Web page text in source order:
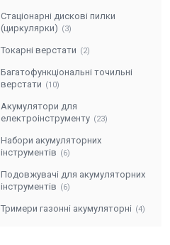
Стаціонарні дискові пилки
(циркулярки)
3
Токарні верстати 2
Багатофункціональні точильні
верстати
10
Акумулятори для
електроінструменту
23
Набори акумуляторних
інструментів
6
Подовжувачі для акумуляторних
інструментів
6
Тримери газонні акумуляторні 4